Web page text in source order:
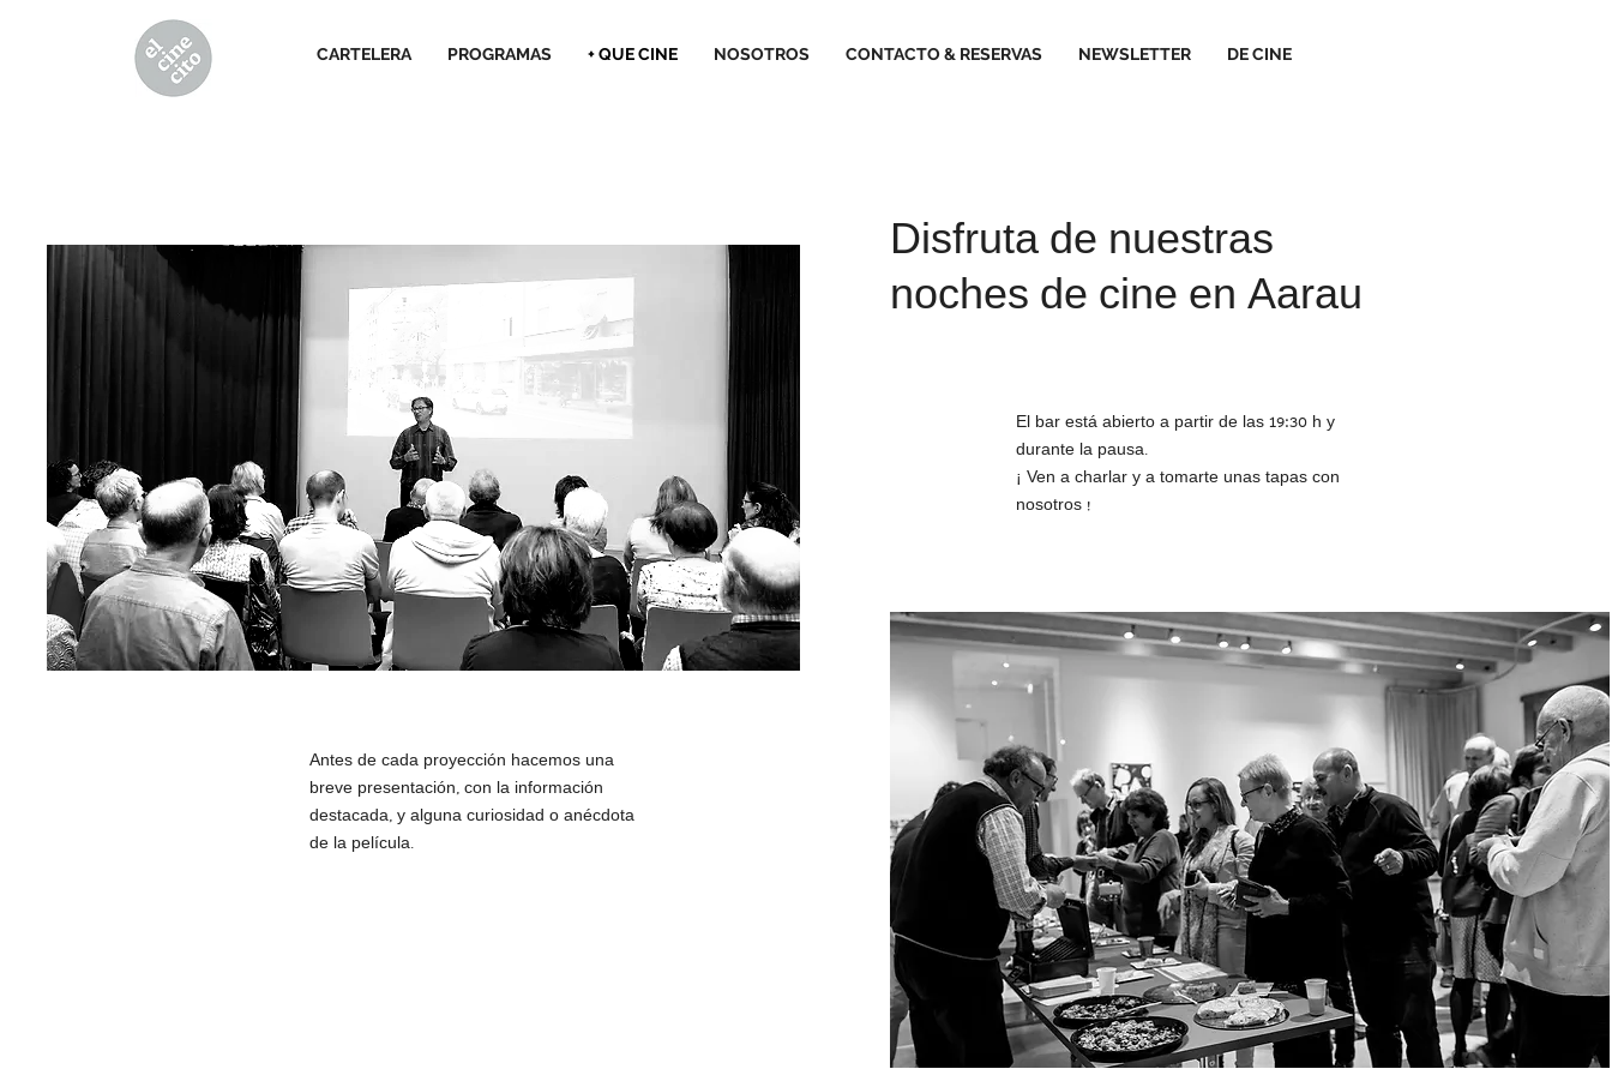
CARTELERA PROGRAMAS + QUE CINE NOSOTROS CONTACTO & RESERVAS NEWSLETTER DE CINE
Antes de cada proyección hacemos una
breve presentación, con la información
destacada, y alguna curiosidad o anécdota
de la película.
Disfruta de nuestras
noches de cine en Aarau
El bar está abierto a partir de las 19:30 h y
durante la pausa.
¡ Ven a charlar y a tomarte unas tapas con
nosotros !